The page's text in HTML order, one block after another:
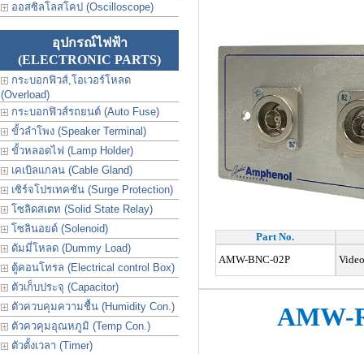
ออสซิลโลสโคป (Oscilloscope)
อุปกรณ์ไฟฟ้า
(ELECTRONIC PARTS)
กระบอกฟิวส์,โอเวอร์โหลด
(Overload)
กระบอกฟิวส์รถยนต์ (Auto Fuse)
ขั้วลำโพง (Speaker Terminal)
ขั้วหลอดไฟ (Lamp Holder)
เคเบิลแกลน (Cable Gland)
เซิร์จโปรเทคชัน (Surge Protection)
โซลิดสเตท (Solid State Relay)
โซลินอยด์ (Solenoid)
ดัมมี่โหลด (Dummy Load)
ตู้คอนโทรล (Electrical control Box)
ตัวเก็บประจุ (Capacitor)
ตัวควบคุมความชื้น (Humidity Con.)
ตัวควคุมอุณหภูมิ (Temp Con.)
ตัวตั้งเวลา (Timer)
Part No.
AMW-BNC-02P
AMW-